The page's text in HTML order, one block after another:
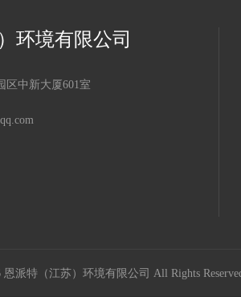
环境有限公司
区中新大厦601室
恩派特（江苏）环境有限公司 All Rights